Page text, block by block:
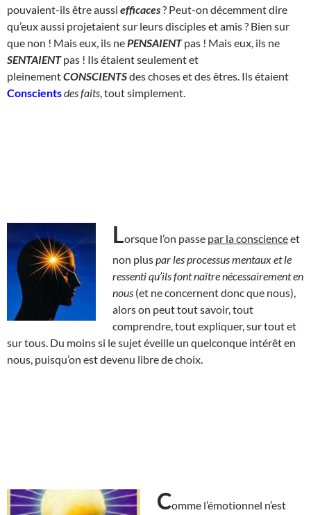
pouvaient-ils être aussi efficaces? Peut-on décemment dire
qu’eux aussi projetaient sur leurs disciples et amis ? Bien sur
que non ! Mais eux, ils ne PENSAIENTpas ! Mais eux, ils ne
SENTAIENTpas ! Ils étaient seulement et
pleinementCONSCIENTSdes choses et des êtres. Ils étaient
Conscientsdes faits , tout simplement.
Lorsque l’on passe par la conscienceet
non pluspar les processus mentaux et le
ressenti qu’ils font naître nécessairement en
nous (et ne concernent donc que nous),
alors on peut tout savoir, tout
comprendre, tout expliquer, sur tout et
sur tous. Du moins si le sujet éveille un quelconque intérêt en
nous, puisqu’on est devenu libre de choix.
Comme l’émotionnel n’est